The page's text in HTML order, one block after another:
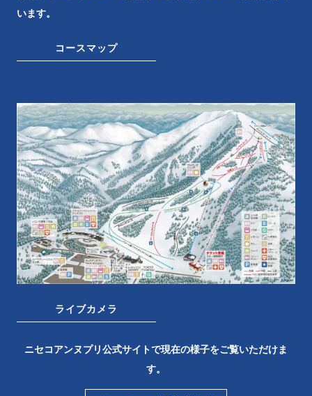
います。
コースマップ
ライブカメラ
ニセコアンヌプリ公式サイトで現在の様子をご覧いただけま
す。